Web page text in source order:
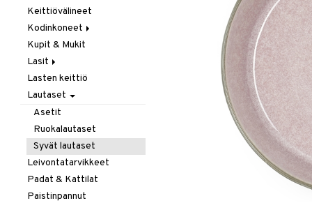
Keittiövälineet
Kodinkoneet
Kahvi, Tee & Espresso
Leivänpaahtimet
Mixerit &
Sähkövatkaimet
Muut koneet
Vedenkeittimet
Kupit & Mukit
Lasit
Juoma- & Cocktailasit
Juomalasit
Olutlasit
Shamppanjalasit
Snapsi- & Aveclasit
Viinilasit
Whiskey- & Konjakkilasit
Lasten keittiö
Lautaset
Asetit
Ruokalautaset
Syvät lautaset
Leivontatarvikkeet
Padat & Kattilat
Paistinpannut